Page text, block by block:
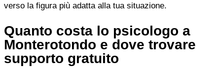
verso la figura più adatta alla tua situazione.
Quanto costa lo psicologo a
Monterotondo e dove trovare
supporto gratuito